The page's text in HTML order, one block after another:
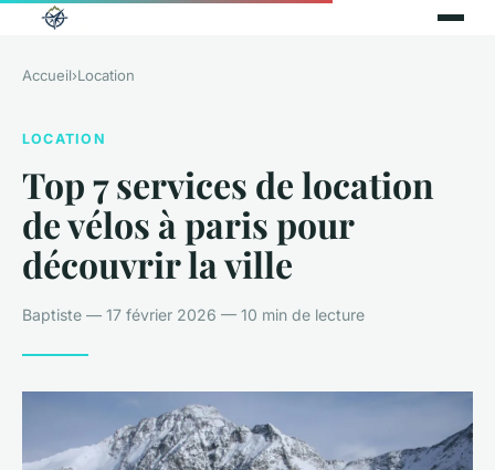
Accueil›Location
LOCATION
Top 7 services de location
de vélos à paris pour
découvrir la ville
Baptiste — 17 février 2026 — 10 min de lecture